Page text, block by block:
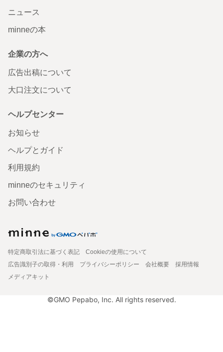
ニュース
minneの本
企業の方へ
広告出稿について
大口注文について
ヘルプセンター
お知らせ
ヘルプとガイド
利用規約
minneのセキュリティ
お問い合わせ
特定商取引法に基づく表記
Cookieの使用について
広告識別子の取得・利用
プライバシーポリシー 会社概要
採用情報
メディアキット
©GMO Pepabo, Inc. All rights reserved.